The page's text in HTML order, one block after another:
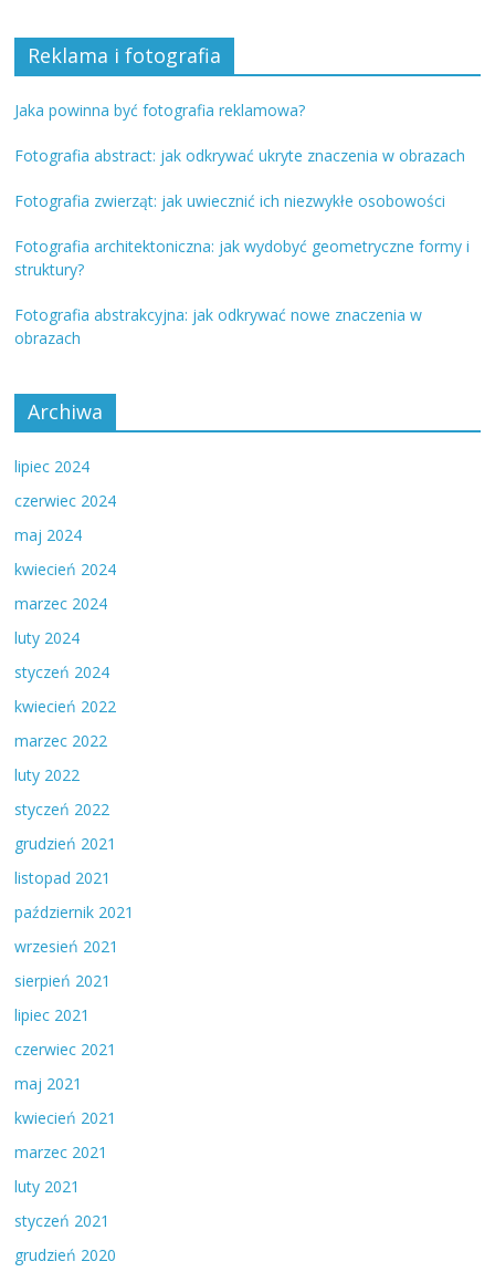
Reklama i fotografia
Jaka powinna być fotografia reklamowa?
Fotografia abstract: jak odkrywać ukryte znaczenia w obrazach
Fotografia zwierząt: jak uwiecznić ich niezwykłe osobowości
Fotografia architektoniczna: jak wydobyć geometryczne formy i
struktury?
Fotografia abstrakcyjna: jak odkrywać nowe znaczenia w
obrazach
Archiwa
lipiec 2024
czerwiec 2024
maj 2024
kwiecień 2024
marzec 2024
luty 2024
styczeń 2024
kwiecień 2022
marzec 2022
luty 2022
styczeń 2022
grudzień 2021
listopad 2021
październik 2021
wrzesień 2021
sierpień 2021
lipiec 2021
czerwiec 2021
maj 2021
kwiecień 2021
marzec 2021
luty 2021
styczeń 2021
grudzień 2020